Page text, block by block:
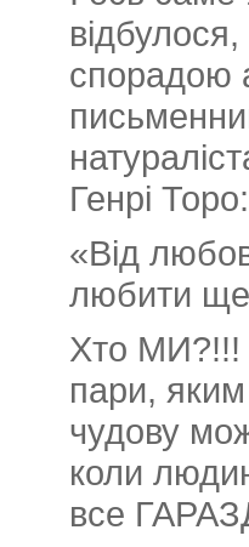
спорадою
Генрі Торо:
«Від
любити
Хто МИ?!!!
пари,
чудову
коли
все